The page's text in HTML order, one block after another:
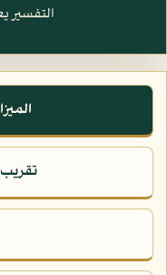
التفسير يعرض
تقريب